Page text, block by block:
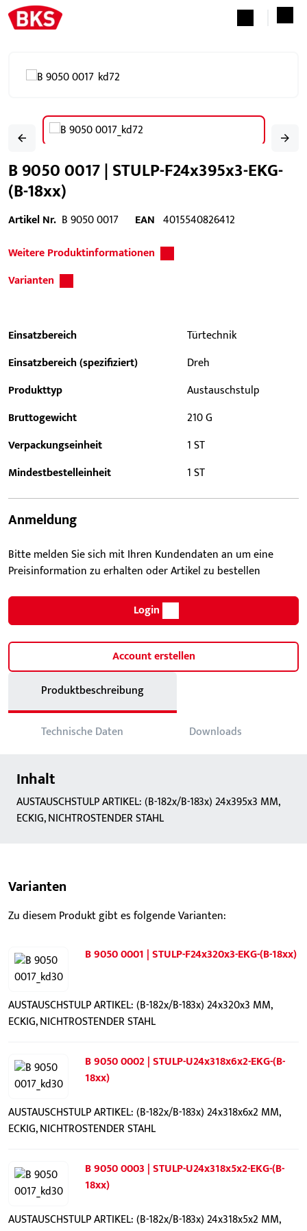
B 9050 0017 | STULP-F24x395x3-EKG-
(B-18xx)
Artikel Nr. B 9050 0017 EAN 4015540826412
Weitere Produktinformationen
Varianten
Einsatzbereich
Türtechnik
Einsatzbereich (spezifiziert)
Dreh
Produkttyp
Austauschstulp
Bruttogewicht
210 G
Verpackungseinheit
1 ST
Mindestbestelleinheit
1 ST
Anmeldung
Bitte melden Sie sich mit Ihren Kundendaten an um eine
Preisinformation zu erhalten oder Artikel zu bestellen
Login
Account erstellen
Produktbeschreibung
Technische Daten Downloads
Inhalt
AUSTAUSCHSTULP ARTIKEL: (B-182x/B-183x) 24x395x3 MM,
ECKIG, NICHTROSTENDER STAHL
Varianten
Zu diesem Produkt gibt es folgende Varianten:
B 9050 0001 | STULP-F24x320x3-EKG-(B-18xx)
AUSTAUSCHSTULP ARTIKEL: (B-182x/B-183x) 24x320x3 MM,
ECKIG, NICHTROSTENDER STAHL
B 9050 0002 | STULP-U24x318x6x2-EKG-(B-
18xx)
AUSTAUSCHSTULP ARTIKEL: (B-182x/B-183x) 24x318x6x2 MM,
ECKIG, NICHTROSTENDER STAHL
B 9050 0003 | STULP-U24x318x5x2-EKG-(B-
18xx)
AUSTAUSCHSTULP ARTIKEL: (B-182x/B-183x) 24x318x5x2 MM,